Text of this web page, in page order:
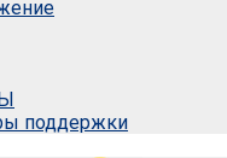
поддержки